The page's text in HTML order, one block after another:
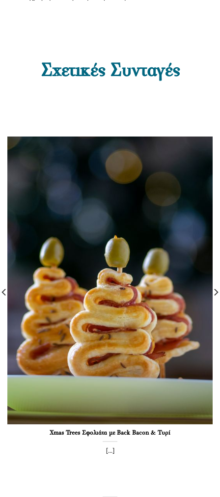
Σχετικές Συνταγές
Xmas Trees Σφολιάτα με Back Bacon & Τυρί
[...]